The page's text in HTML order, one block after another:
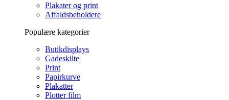
Plakater og print
Affaldsbeholdere
Populære kategorier
Butikdisplays
Gadeskilte
Print
Papirkurve
Plakatter
Plotter film